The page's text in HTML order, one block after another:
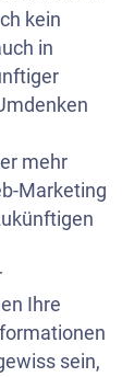
kein
in
mehr
Marketing
Ihre
sein,